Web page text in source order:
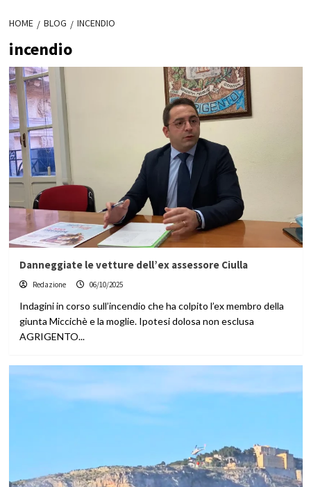
HOME BLOG INCENDIO
incendio
Danneggiate le vetture dell’ex assessore Ciulla
Redazione 06/10/2025
Indagini in corso sull’incendio che ha colpito l’ex membro della
giunta Miccichè e la moglie. Ipotesi dolosa non esclusa
AGRIGENTO...